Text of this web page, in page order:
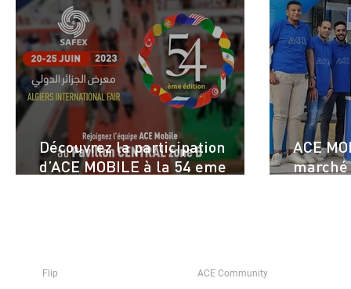
Découvrez la participation
d’ACE MOBILE à la 54 eme
ACE
ACE Community
Flip